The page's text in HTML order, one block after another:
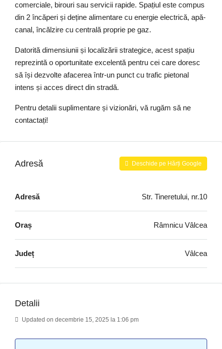
comerciale, birouri sau servicii rapide. Spațiul este compus
din 2 încăperi și deține alimentare cu energie electrică, apă-
canal, încălzire cu centrală proprie pe gaz.
Datorită dimensiunii și localizării strategice, acest spațiu
reprezintă o oportunitate excelentă pentru cei care doresc
să își dezvolte afacerea într-un punct cu trafic pietonal
intens și acces direct din stradă.
Pentru detalii suplimentare și vizionări, vă rugăm să ne
contactați!
Adresă Deschide pe Hărți Google
Adresă Str. Tineretului, nr.10
Oraș Râmnicu Vâlcea
Județ Vâlcea
Detalii
Updated on decembrie 15, 2025 la 1:06 pm